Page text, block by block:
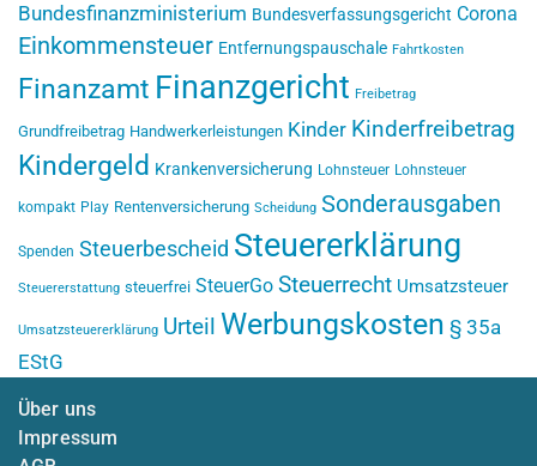
Bundesfinanzministerium Bundesverfassungsgericht Corona
Einkommensteuer Entfernungspauschale Fahrtkosten
Finanzamt Finanzgericht Freibetrag
Grundfreibetrag Handwerkerleistungen Kinder Kinderfreibetrag
Kindergeld Krankenversicherung Lohnsteuer Lohnsteuer
kompakt Play Rentenversicherung Scheidung Sonderausgaben
Spenden Steuerbescheid Steuererklärung
Steuererstattung steuerfrei SteuerGo Steuerrecht Umsatzsteuer
Umsatzsteuererklärung Urteil Werbungskosten § 35a
EStG
Über uns
Impressum